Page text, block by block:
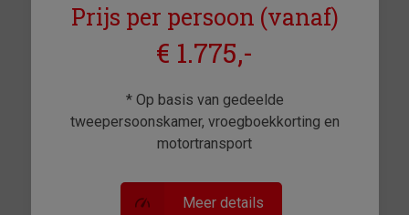
Prijs per persoon (vanaf)
€ 1.775,-
* Op basis van gedeelde
tweepersoonskamer, vroegboekkorting en
motortransport
Meer details